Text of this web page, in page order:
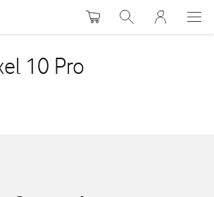
WarenkorbSuche MeinVodafone
10 Pro